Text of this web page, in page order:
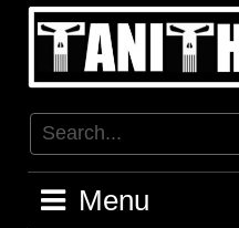
Skip
content
Menu